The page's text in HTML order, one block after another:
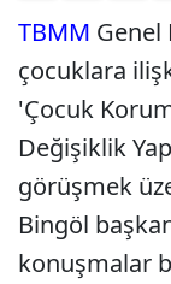
TBMM Genel
çocuklara
'Çocuk
Değişiklik
görüşmek
Bingöl
konuşmalar